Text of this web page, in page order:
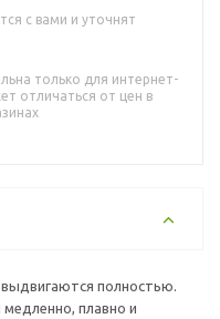
с вами и уточнят
только для интернет-
отличаться от цен в
полностью.
плавно и